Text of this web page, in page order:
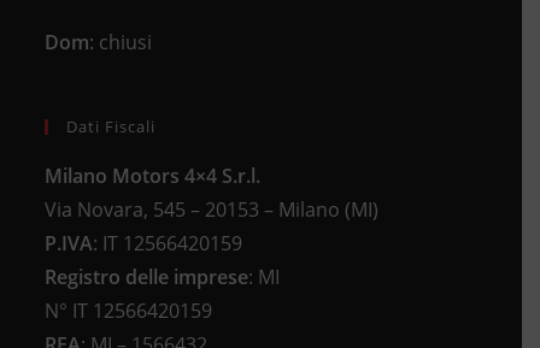
Dom: chiusi
Dati Fiscali
Milano Motors 4×4 S.r.l.
Via Novara, 545 – 20153 – Milano (MI)
P.IVA: IT 12566420159
Registro delle imprese: MI
N° IT 12566420159